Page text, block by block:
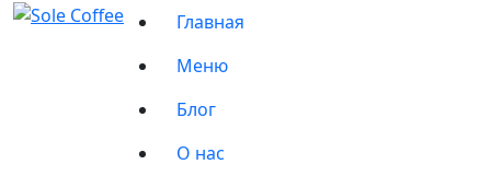
Главная
Меню
Блог
О нас